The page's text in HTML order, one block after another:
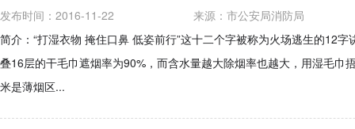
发布时间：2016-11-22
来源： 市公安局消防局
简介：“打湿衣物 掩住口鼻 低姿前行”这十二个字被称为火场逃生的12字
叠16层的干毛巾遮烟率为90%，而含水量越大除烟率也越大，用湿毛巾
米是薄烟区...